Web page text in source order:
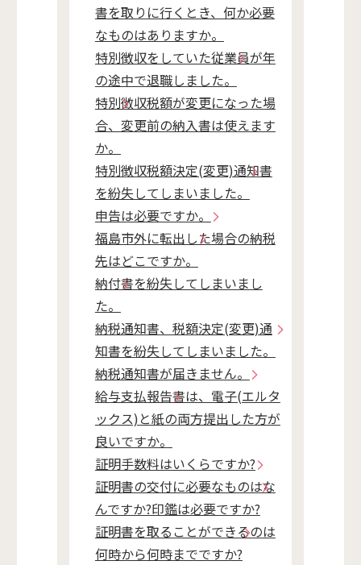
書を取りに行くとき、何か必要
なものはありますか。
特別徴収をしていた従業員が年
の途中で退職しました。
特別徴収税額が変更になった場
合、変更前の納入書は使えます
か。
特別徴収税額決定(変更)通知書
を紛失してしまいました。
申告は必要ですか。
福島市外に転出した場合の納税
先はどこですか。
納付書を紛失してしまいまし
た。
納税通知書、税額決定(変更)通
知書を紛失してしまいました。
納税通知書が届きません。
給与支払報告書は、電子(エルタ
ックス)と紙の両方提出した方が
良いですか。
証明手数料はいくらですか?
証明書の交付に必要なものはな
んですか?印鑑は必要ですか?
証明書を取ることができるのは
何時から何時までですか?